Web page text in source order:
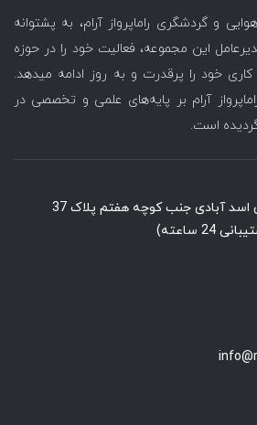
و گردشگری راماپرواز آرام، به پشتوانه
این مجموعه، فعالیت خود را در حوزه
خود را پرقدرت و به روز ادامه میدهد.
آرام بر پایه‌های علمی و تخصصی در
است.
یوسف آباد خیابان اسد آبادی جنب کوچه هفتم پلاک 37